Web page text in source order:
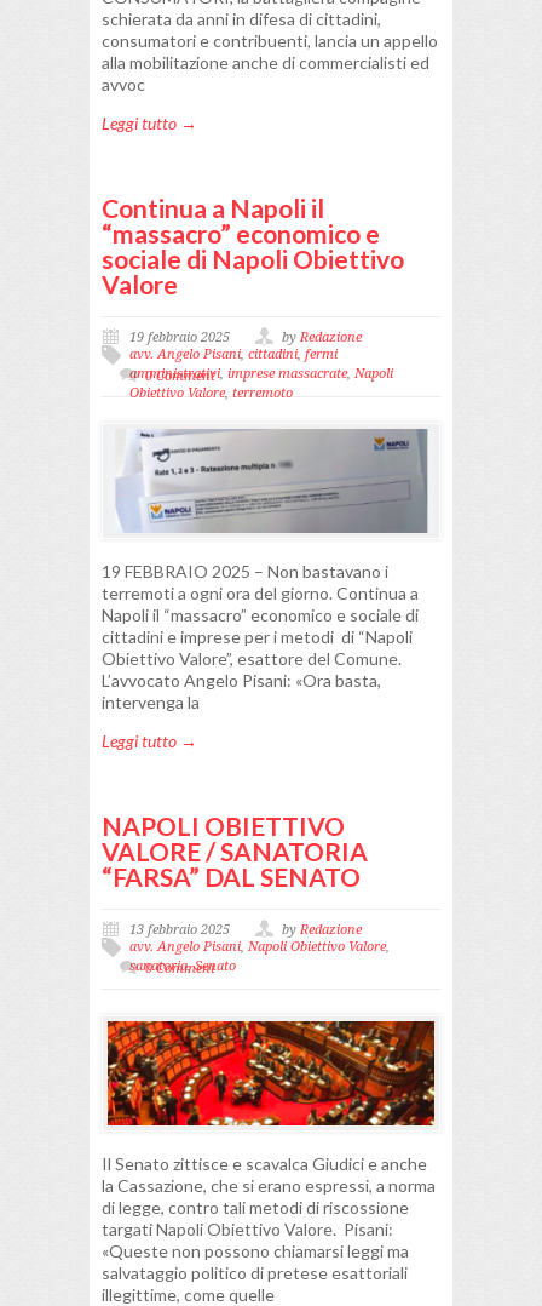
schierata da anni in difesa di cittadini,
consumatori e contribuenti, lancia un appello
alla mobilitazione anche di commercialisti ed
avvoc
Leggi tutto →
Continua a Napoli il
“massacro” economico e
sociale di Napoli Obiettivo
Valore
19 febbraio 2025 byRedazione
avv. Angelo Pisani, cittadini, fermi
amministrativi, imprese massacrate, Napoli
Obiettivo Valore, terremoto
0 Comment
19 FEBBRAIO 2025 – Non bastavano i
terremoti a ogni ora del giorno. Continua a
Napoli il “massacro” economico e sociale di
cittadini e imprese per i metodi di “Napoli
Obiettivo Valore”, esattore del Comune.
L’avvocato Angelo Pisani: «Ora basta,
intervenga la
Leggi tutto →
NAPOLI OBIETTIVO
VALORE / SANATORIA
“FARSA” DAL SENATO
13 febbraio 2025 byRedazione
avv. Angelo Pisani, Napoli Obiettivo Valore,
sanatoria,Senato
0 Comment
Il Senato zittisce e scavalca Giudici e anche
la Cassazione, che si erano espressi, a norma
di legge, contro tali metodi di riscossione
targati Napoli Obiettivo Valore. Pisani:
«Queste non possono chiamarsi leggi ma
salvataggio politico di pretese esattoriali
illegittime, come quelle